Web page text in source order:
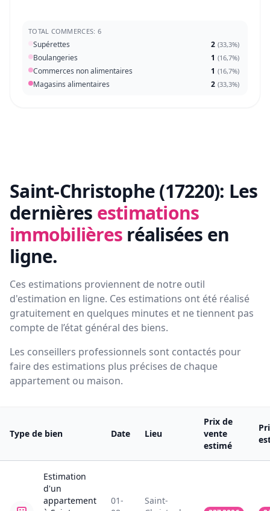
TOTAL COMMERCES: 6
Supérettes 2 (33,3%)
Boulangeries 1 (16,7%)
Commerces non alimentaires 1 (16,7%)
Magasins alimentaires 2 (33,3%)
Saint-Christophe (17220): Les
dernières estimations
immobilières réalisées en
ligne.
Ces estimations proviennent de notre outil
d'estimation en ligne. Ces estimations ont été réalisé
gratuitement en quelques minutes et ne tiennent pas
compte de l’état général des biens.
Les conseillers professionnels sont contactés pour
faire des estimations plus précises de chaque
appartement ou maison.
Type de bien Date Lieu
Prix de
vente
estimé
Estimation
d'un
appartement
01-
Saint-